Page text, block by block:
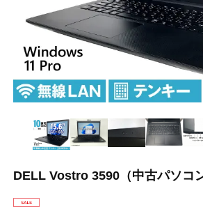
DELL Vostro 3590（中古パソコン